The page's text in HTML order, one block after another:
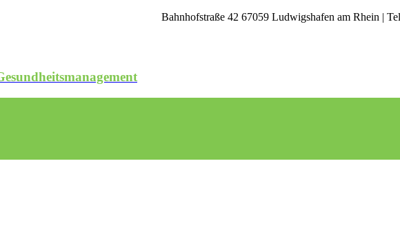
Bahnhofstraße 42 67059 Ludwigshafen am Rhein |